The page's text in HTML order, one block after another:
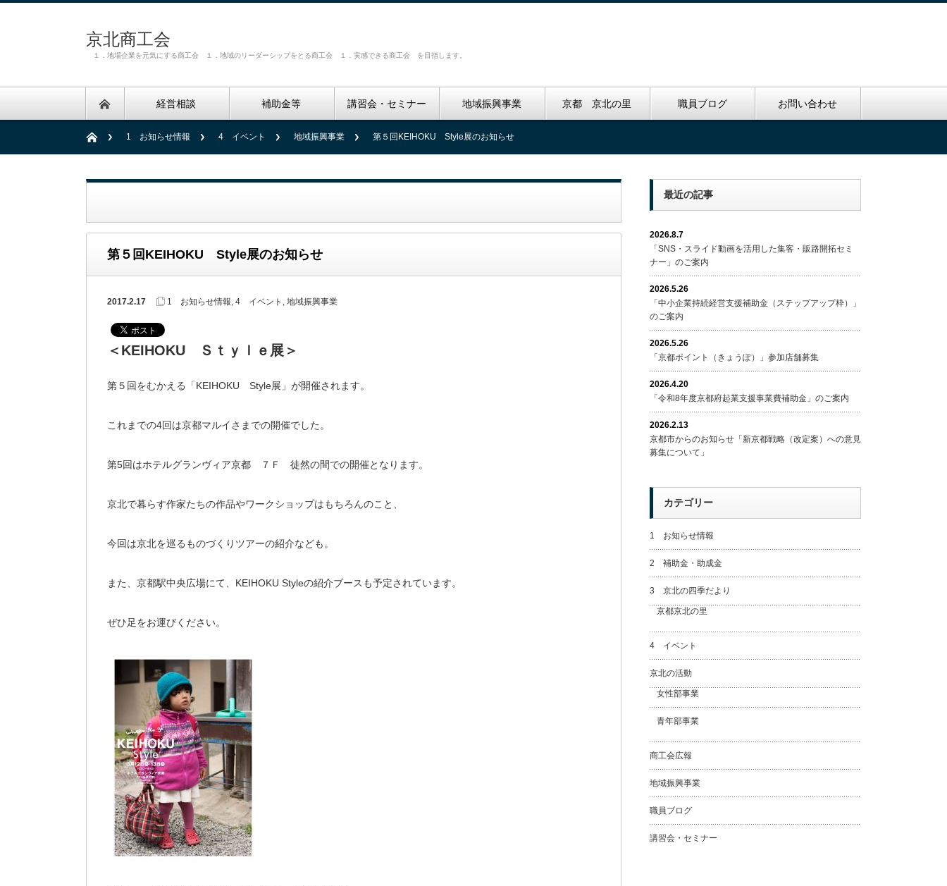
京北商工会
１．地場企業を元気にする商工会 １．地域のリーダーシップをとる商工会 １．実感できる商工会 を目指します。
経営相談 補助金等 講習会・セミナー 地域振興事業 京都 京北の里 職員ブログ お問い合わせ
1 お知らせ情報 4 イベント 地域振興事業 第５回KEIHOKU Style展のお知らせ
第５回KEIHOKU Style展のお知らせ
2017.2.17 1 お知らせ情報, 4 イベント , 地域振興事業
＜KEIHOKU Ｓｔｙｌｅ展＞
第５回をむかえる「KEIHOKU Style展」が開催されます。
これまでの4回は京都マルイさまでの開催でした。
第5回はホテルグランヴィア京都 ７Ｆ 徒然の間での開催となります。
京北で暮らす作家たちの作品やワークショップはもちろんのこと、
今回は京北を巡るものづくりツアーの紹介なども。
また、京都駅中央広場にて、KEIHOKU Styleの紹介ブースも予定されています。
ぜひ足をお運びください。
最近の記事
2026.8.7
「SNS・スライド動画を活用した集客・販路開拓セミ
ナー」のご案内
2026.5.26
「中小企業持続経営支援補助金（ステップアップ枠）」
のご案内
2026.5.26
「京都ポイント（きょうぽ）」参加店舗募集
2026.4.20
「令和8年度京都府起業支援事業費補助金」のご案内
2026.2.13
京都市からのお知らせ「新京都戦略（改定案）への意見
募集について」
カテゴリー
1 お知らせ情報
2 補助金・助成金
3 京北の四季だより
京都京北の里
4 イベント
京北の活動
女性部事業
青年部事業
商工会広報
地域振興事業
職員ブログ
講習会・セミナー